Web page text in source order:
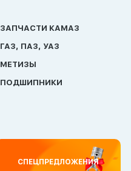
ЗАПЧАСТИ КАМАЗ
ГАЗ, ПАЗ, УАЗ
МЕТИЗЫ
ПОДШИПНИКИ
СПЕЦПРЕДЛОЖЕНИЯ